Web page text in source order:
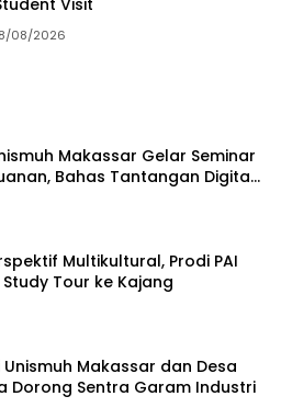
Visit
08/2026
Makassar Gelar Seminar
Bahas Tantangan Digital
Lokal
Multikultural, Prodi PAI
Study Tour ke Kajang
Makassar dan Desa
Dorong Sentra Garam Industri